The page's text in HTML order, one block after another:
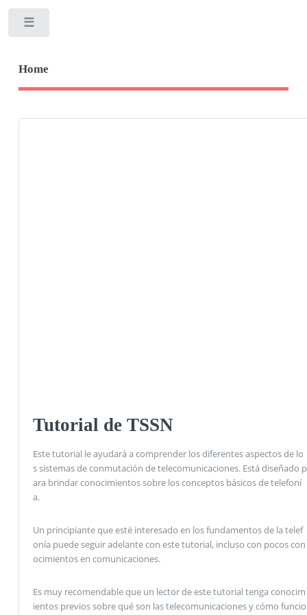
Home
Tutorial de TSSN
Este tutorial le ayudará a comprender los diferentes aspectos de lo
s sistemas de conmutación de telecomunicaciones. Está diseñado p
ara brindar conocimientos sobre los conceptos básicos de telefoní
a.
Un principiante que esté interesado en los fundamentos de la telef
onía puede seguir adelante con este tutorial, incluso con pocos con
ocimientos en comunicaciones.
Es muy recomendable que un lector de este tutorial tenga conocim
ientos previos sobre qué son las telecomunicaciones y cómo funcio